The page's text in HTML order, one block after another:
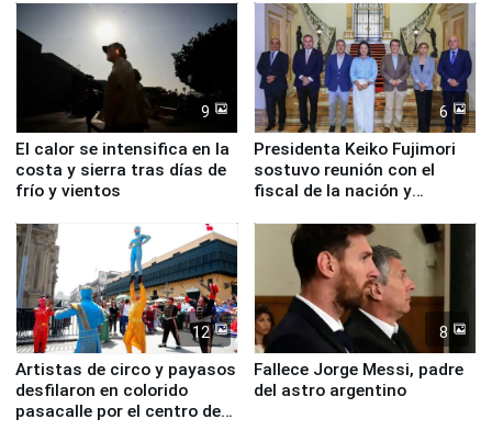
9
El calor se intensifica en la
costa y sierra tras días de
frío y vientos
6
Presidenta Keiko Fujimori
sostuvo reunión con el
fiscal de la nación y
12
Artistas de circo y payasos
desfilaron en colorido
pasacalle por el centro de
8
Fallece Jorge Messi, padre
del astro argentino